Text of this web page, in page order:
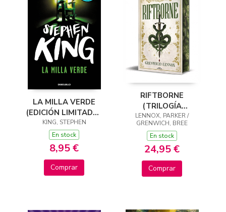
LA MILLA VERDE
(EDICIÓN LIMITADA ·
VERANO)
KING, STEPHEN
En stock
8,95 €
Comprar
RIFTBORNE
(TRILOGÍA
ESPRITHEAN 1)
LENNOX, PARKER /
GRENWICH, BREE
En stock
24,95 €
Comprar